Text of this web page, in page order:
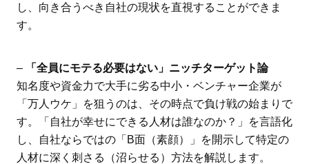
し、向き合うべき自社の現状を直視することができま
す。
–
「全員にモテる必要はない」ニッチターゲット論
知名度や資金力で大手に劣る中小・ベンチャー企業が
「万人ウケ」を狙うのは、その時点で負け戦の始まりで
す。「自社が幸せにできる人材は誰なのか？」を言語化
し、自社ならではの「B面（素顔）」を開示して特定の
人材に深く刺さる（沼らせる）方法を解説します。